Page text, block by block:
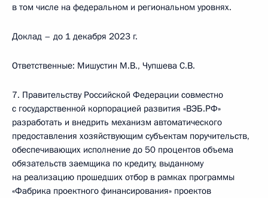
в том числе на федеральном и региональном уровнях.
Доклад – до 1 декабря 2023 г.
Ответственные: Мишустин М.В., Чупшева С.В.
7. Правительству Российской Федерации совместно
с государственной корпорацией развития «ВЭБ.РФ»
разработать и внедрить механизм автоматического
предоставления хозяйствующим субъектам поручительств,
обеспечивающих исполнение до 50 процентов объема
обязательств заемщика по кредиту, выданному
на реализацию прошедших отбор в рамках программы
«Фабрика проектного финансирования» проектов